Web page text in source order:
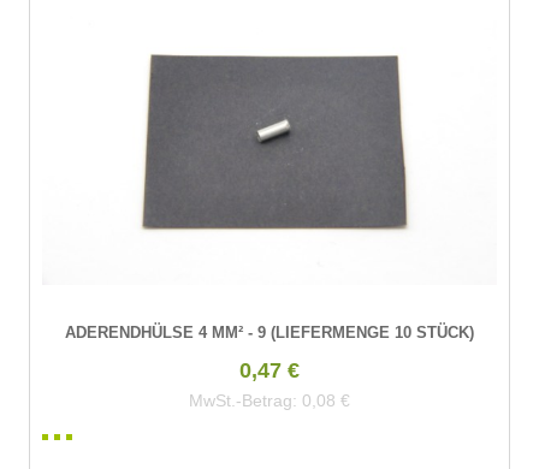
ADERENDHÜLSE 4 MM² - 9 (LIEFERMENGE 10 STÜCK)
0,47 €
MwSt.-Betrag: 0,08 €